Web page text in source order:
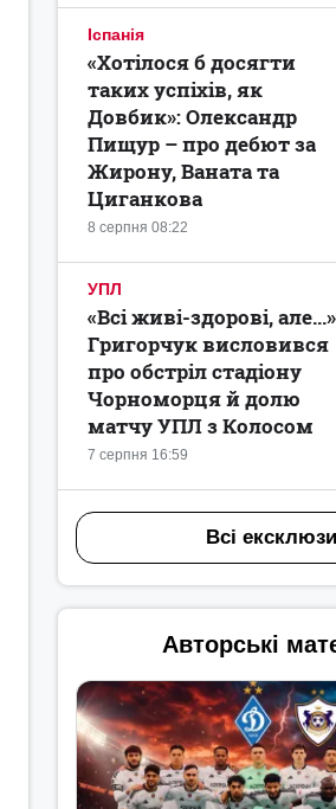
Іспанія
8 серпня 08:22
«Хотілося б досягти
таких успіхів, як
Довбик»: Олександр
Пищур – про дебют за
Жирону, Ваната та
Циганкова
УПЛ
7 серпня 16:59
«Всі живі-здорові,
Григорчук висловився
про обстріл стадіону
Чорноморця й долю
матчу УПЛ з Колосом
Всі
Авторські